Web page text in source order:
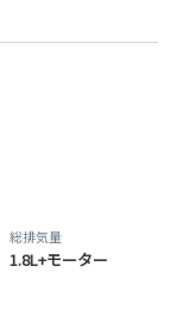
総排気量
1.8L+モーター